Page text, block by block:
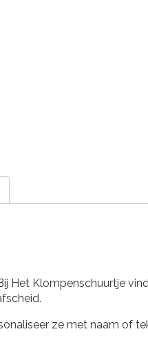
Het Klompenschuurtje
ze met naam of